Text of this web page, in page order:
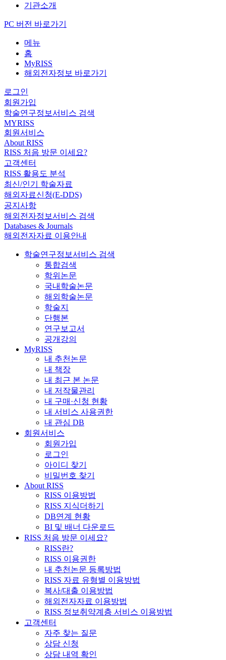
기관소개
PC 버전 바로가기
메뉴
홈
MyRISS
해외전자정보 바로가기
로그인
회원가입
학술연구정보서비스 검색
MYRISS
회원서비스
About RISS
RISS 처음 방문 이세요?
고객센터
RISS 활용도 분석
최신/인기 학술자료
해외자료신청(E-DDS)
공지사항
해외전자정보서비스 검색
Databases & Journals
해외전자자료 이용안내
학술연구정보서비스 검색
통합검색
학위논문
국내학술논문
해외학술논문
학술지
단행본
연구보고서
공개강의
MyRISS
내 추천논문
내 책장
내 최근 본 논문
내 저작물관리
내 구매·신청 현황
내 서비스 사용권한
내 관심 DB
회원서비스
회원가입
로그인
아이디 찾기
비밀번호 찾기
About RISS
RISS 이용방법
RISS 지식더하기
DB연계 현황
BI 및 배너 다운로드
RISS 처음 방문 이세요?
RISS란?
RISS 이용권한
내 추천논문 등록방법
RISS 자료 유형별 이용방법
복사/대출 이용방법
해외전자자료 이용방법
RISS 정보취약계층 서비스 이용방법
고객센터
자주 찾는 질문
상담 신청
상담 내역 확인